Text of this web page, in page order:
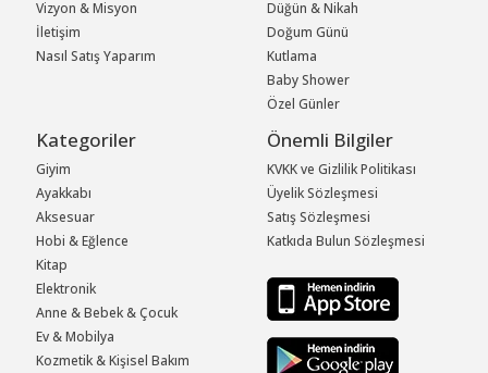
Vizyon & Misyon
İletişim
Nasıl Satış Yaparım
Düğün & Nikah
Doğum Günü
Kutlama
Baby Shower
Özel Günler
Kategoriler
Giyim
Ayakkabı
Aksesuar
Hobi & Eğlence
Kitap
Elektronik
Anne & Bebek & Çocuk
Ev & Mobilya
Kozmetik & Kişisel Bakım
Önemli Bilgiler
KVKK ve Gizlilik Politikası
Üyelik Sözleşmesi
Satış Sözleşmesi
Katkıda Bulun Sözleşmesi